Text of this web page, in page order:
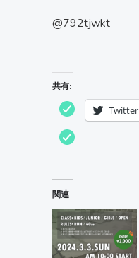
@792tjwkt
共有:
Twitter
関連